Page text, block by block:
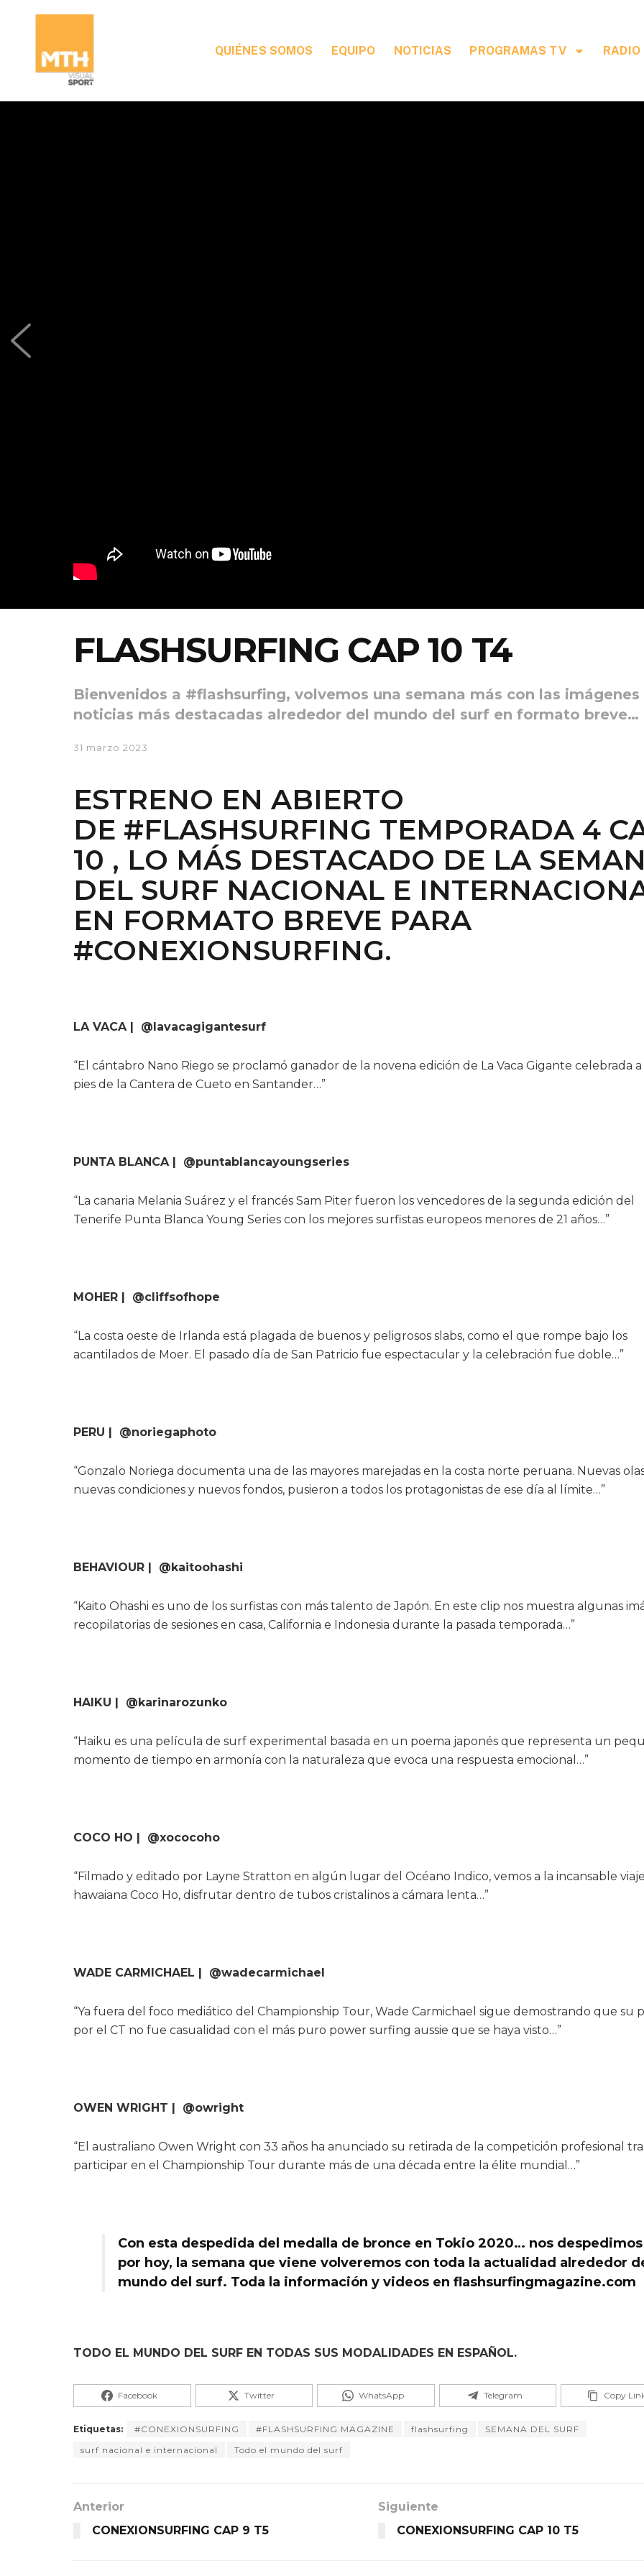
QUIÉNES SOMOS EQUIPO NOTICIAS PROGRAMAS TV RADIO
FLASHSURFING CAP 10 T4
Bienvenidos a #flashsurfing, volvemos una semana más con las imágenes
noticias más destacadas alrededor del mundo del surf en formato breve…
31 marzo 2023
ESTRENO EN ABIERTO
DE #FLASHSURFING TEMPORADA 4
10 , LO MÁS DESTACADO DE LA
DEL SURF NACIONAL E
EN FORMATO BREVE PARA
#CONEXIONSURFING.
LA VACA | @lavacagigantesurf
“El cántabro Nano Riego se proclamó ganador de la novena edición de La Vaca Gigante celebrada a
pies de la Cantera de Cueto en Santander…”
PUNTA BLANCA | @puntablancayoungseries
“La canaria Melania Suárez y el francés Sam Piter fueron los vencedores de la segunda edición del
Tenerife Punta Blanca Young Series con los mejores surfistas europeos menores de 21 años…”
MOHER | @cliffsofhope
“La costa oeste de Irlanda está plagada de buenos y peligrosos slabs, como el que rompe bajo los
acantilados de Moer. El pasado día de San Patricio fue espectacular y la celebración fue doble…”
PERU | @noriegaphoto
“Gonzalo Noriega documenta una de las mayores marejadas en la costa norte peruana. Nuevas
nuevas condiciones y nuevos fondos, pusieron a todos los protagonistas de ese día al límite…”
BEHAVIOUR | @kaitoohashi
“Kaito Ohashi es uno de los surfistas con más talento de Japón. En este clip nos muestra algunas
recopilatorias de sesiones en casa, California e Indonesia durante la pasada temporada…”
HAIKU | @karinarozunko
“Haiku es una película de surf experimental basada en un poema japonés que representa un
momento de tiempo en armonía con la naturaleza que evoca una respuesta emocional…”
COCO HO | @xococoho
“Filmado y editado por Layne Stratton en algún lugar del Océano Indico, vemos a la incansable
hawaiana Coco Ho, disfrutar dentro de tubos cristalinos a cámara lenta…”
WADE CARMICHAEL | @wadecarmichael
“Ya fuera del foco mediático del Championship Tour, Wade Carmichael sigue demostrando que su
por el CT no fue casualidad con el más puro power surfing aussie que se haya visto…”
OWEN WRIGHT | @owright
“El australiano Owen Wright con 33 años ha anunciado su retirada de la competición profesional
participar en el Championship Tour durante más de una década entre la élite mundial…”
Con esta despedida del medalla de bronce en Tokio 2020… nos despedimos
por hoy, la semana que viene volveremos con toda la actualidad alrededor
mundo del surf. Toda la información y videos en flashsurfingmagazine.com
TODO EL MUNDO DEL SURF EN TODAS SUS MODALIDADES EN ESPAÑOL.
Facebook Twitter WhatsApp Telegram Copy
Etiquetas: #CONEXIONSURFING #FLASHSURFING MAGAZINE flashsurfing
SEMANA DEL SURF
surf nacional e internacional
Todo el mundo del surf
Anterior
CONEXIONSURFING CAP 9 T5
Siguiente
CONEXIONSURFING CAP 10 T5